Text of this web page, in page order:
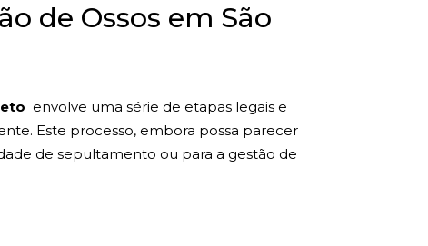
de Ossos em São
envolve uma série de etapas legais e
Este processo, embora possa parecer
de sepultamento ou para a gestão de